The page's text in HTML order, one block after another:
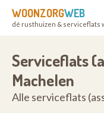
WOONZORGWEB
dé rusthuizen & serviceflats
Serviceflats
Machelen
Alle serviceflats